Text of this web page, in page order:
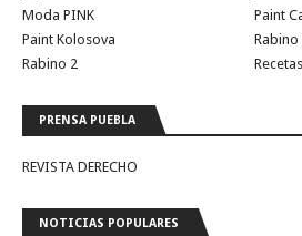
Moda PINK
Paint
Paint Kolosova
Rabino
Rabino 2
Recetas
PRENSA PUEBLA
REVISTA DERECHO
NOTICIAS POPULARES